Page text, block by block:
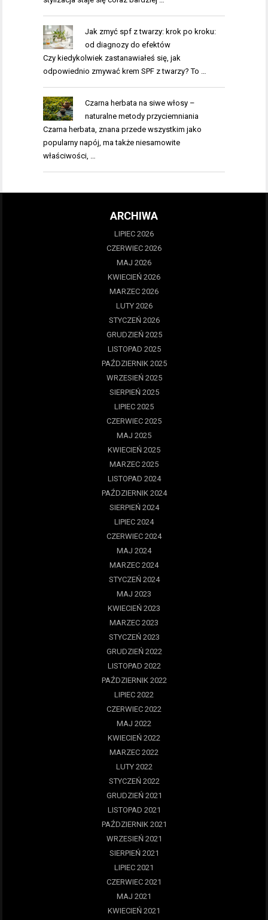
Jak zmyć spf z twarzy: krok po kroku:
od diagnozy do efektów
Czy kiedykolwiek zastanawiałeś się, jak
odpowiednio zmywać krem SPF z twarzy? To …
Czarna herbata na siwe włosy –
naturalne metody przyciemniania
Czarna herbata, znana przede wszystkim jako
popularny napój, ma także niesamowite
właściwości, …
ARCHIWA
LIPIEC 2026
CZERWIEC 2026
MAJ 2026
KWIECIEŃ 2026
MARZEC 2026
LUTY 2026
STYCZEŃ 2026
GRUDZIEŃ 2025
LISTOPAD 2025
PAŹDZIERNIK 2025
WRZESIEŃ 2025
SIERPIEŃ 2025
LIPIEC 2025
CZERWIEC 2025
MAJ 2025
KWIECIEŃ 2025
MARZEC 2025
LISTOPAD 2024
PAŹDZIERNIK 2024
SIERPIEŃ 2024
LIPIEC 2024
CZERWIEC 2024
MAJ 2024
MARZEC 2024
STYCZEŃ 2024
MAJ 2023
KWIECIEŃ 2023
MARZEC 2023
STYCZEŃ 2023
GRUDZIEŃ 2022
LISTOPAD 2022
PAŹDZIERNIK 2022
LIPIEC 2022
CZERWIEC 2022
MAJ 2022
KWIECIEŃ 2022
MARZEC 2022
LUTY 2022
STYCZEŃ 2022
GRUDZIEŃ 2021
LISTOPAD 2021
PAŹDZIERNIK 2021
WRZESIEŃ 2021
SIERPIEŃ 2021
LIPIEC 2021
CZERWIEC 2021
MAJ 2021
KWIECIEŃ 2021